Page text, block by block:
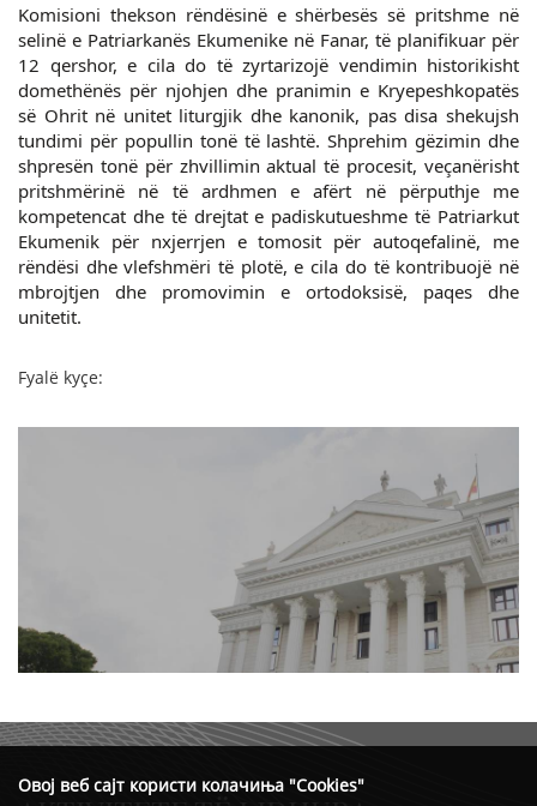
Овој веб сајт користи колачиња "Cookies"
Komisioni thekson rëndësinë e shërbesës së pritshme në
selinë e Patriarkanës Ekumenike në Fanar, të planifikuar për
12 qershor, e cila do të zyrtarizojë vendimin historikisht
domethënës për njohjen dhe pranimin e Kryepeshkopatës
së Ohrit në unitet liturgjik dhe kanonik, pas disa shekujsh
tundimi për popullin tonë të lashtë. Shprehim gëzimin dhe
shpresën tonë për zhvillimin aktual të procesit, veçanërisht
pritshmërinë në të ardhmen e afërt në përputhje me
kompetencat dhe të drejtat e padiskutueshme të Patriarkut
Ekumenik për nxjerrjen e tomosit për autoqefalinë, me
rëndësi dhe vlefshmëri të plotë, e cila do të kontribuojë në
mbrojtjen dhe promovimin e ortodoksisë, paqes dhe
unitetit.
Fyalë kyçe: